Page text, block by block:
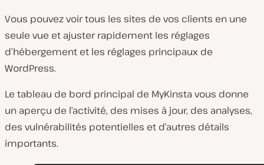
Vous pouvez voir tous les sites de vos clients en une
seule vue et ajuster rapidement les réglages
d’hébergement et les réglages principaux de
WordPress.
Le tableau de bord principal de MyKinsta vous donne
un aperçu de l’activité, des mises à jour, des analyses,
des vulnérabilités potentielles et d’autres détails
importants.